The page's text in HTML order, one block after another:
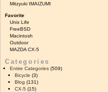
Mitzyuki IMAIZUMI
Favorite
Unix Life
FreeBSD
Macintosh
Outdoor
MAZDA CX-5
Categories
Entire Categories (509)
Bicycle (3)
Blog (131)
CX-5 (15)